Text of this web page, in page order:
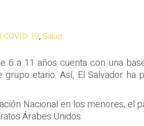
19, Salud
6 a 11 años cuenta con una
etario. Así, El Salvador
Nacional en los menores,
Árabes Unidos.